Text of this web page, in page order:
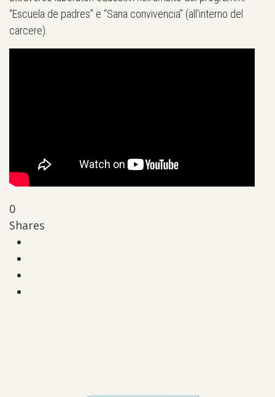
“Escuela de padres” e “Sana convivencia” (all'interno del
carcere).
0
Shares